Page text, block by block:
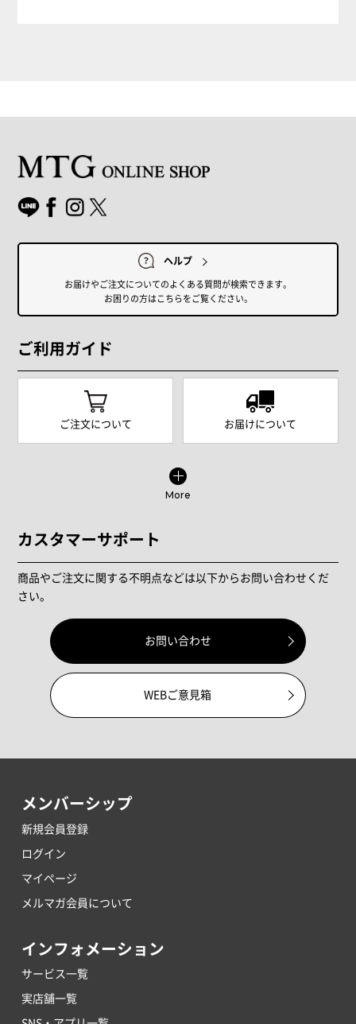
ヘルプ
お届けやご注文についてのよくある質問が検索できます。
お困りの方はこちらをご覧ください。
ご利用ガイド
ご注文について お届けについて
More
カスタマーサポート
商品やご注文に関する不明点などは以下からお問い合わせくだ
さい。
お問い合わせ
WEBご意見箱
メンバーシップ
新規会員登録
ログイン
マイページ
メルマガ会員について
インフォメーション
サービス一覧
実店舗一覧